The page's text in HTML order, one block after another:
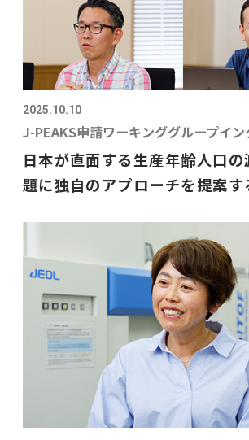
2025.10.10
J-PEAKS申請ワーキンググループイン
日本が直面する生産年齢人口
題に独自のアプローチを提案す